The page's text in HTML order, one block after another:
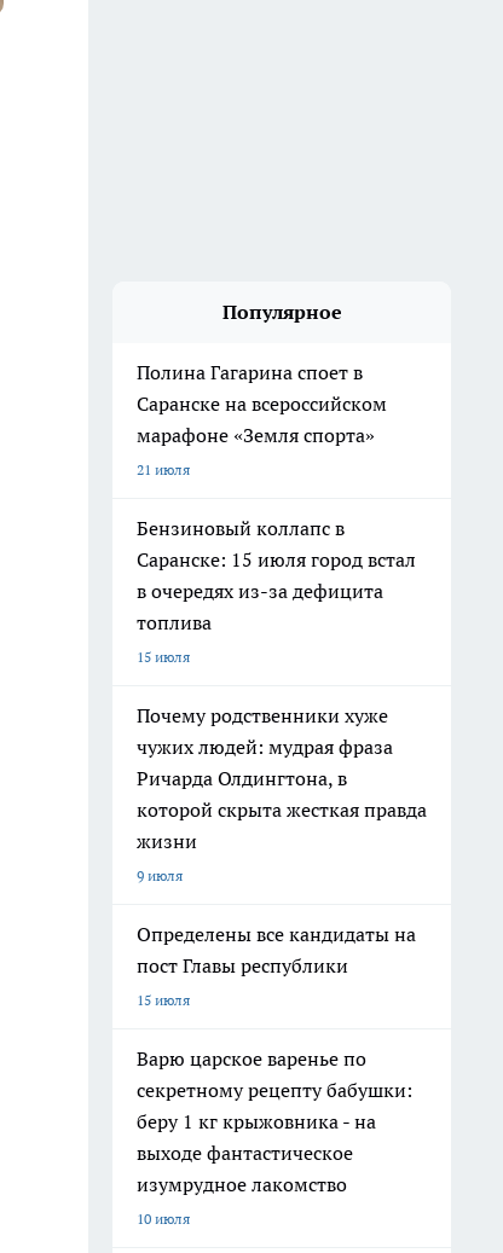
Популярное
Полина Гагарина споет в
Саранске на всероссийском
марафоне «Земля спорта»
21 июля
Бензиновый коллапс в
Саранске: 15 июля город встал
в очередях из-за дефицита
топлива
15 июля
Почему родственники хуже
чужих людей: мудрая фраза
Ричарда Олдингтона, в
которой скрыта жесткая правда
жизни
9 июля
Определены все кандидаты на
пост Главы республики
15 июля
Варю царское варенье по
секретному рецепту бабушки:
беру 1 кг крыжовника - на
выходе фантастическое
изумрудное лакомство
10 июля